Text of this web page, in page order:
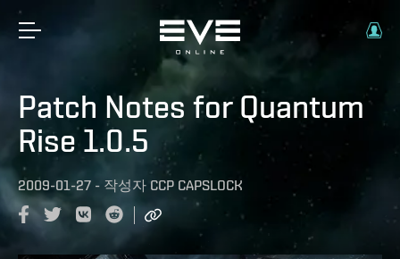
Patch Notes for Quantum
Rise 1.0.5
2009-01-27 - 작성자 CCP CAPSLOCK